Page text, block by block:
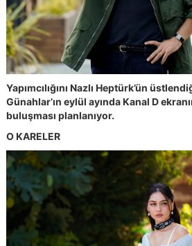
Yapımcılığını Nazlı Heptürk’ün
Günahlar’ın eylül ayında Kanal D
buluşması planlanıyor.
O KARELER